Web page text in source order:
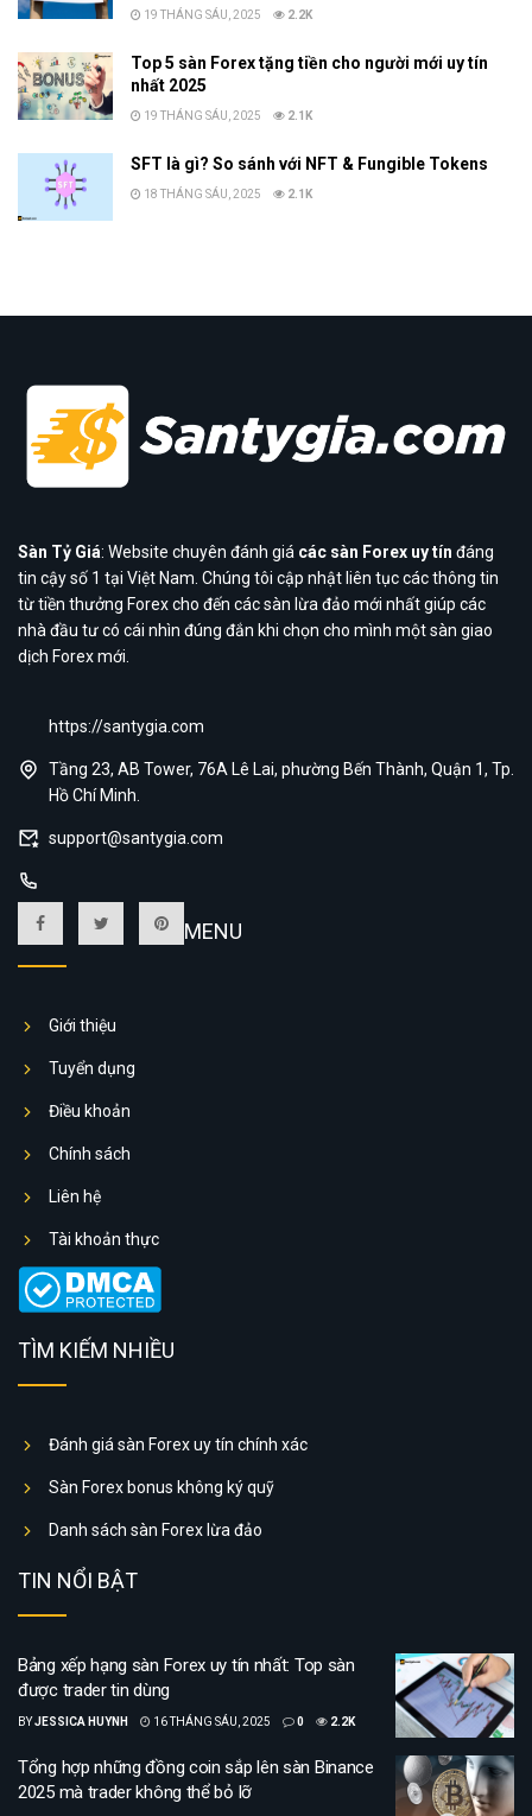
19 THÁNG SÁU, 2025 2.2K
Top 5 sàn Forex tặng tiền cho người mới uy tín
nhất 2025
19 THÁNG SÁU, 2025 2.1K
SFT là gì? So sánh với NFT & Fungible Tokens
18 THÁNG SÁU, 2025 2.1K
Sàn Tỷ Giá: Website chuyên đánh giá các sàn Forex uy tín đáng
tin cậy số 1 tại Việt Nam. Chúng tôi cập nhật liên tục các thông tin
từ tiền thưởng Forex cho đến các sàn lừa đảo mới nhất giúp các
nhà đầu tư có cái nhìn đúng đắn khi chọn cho mình một sàn giao
dịch Forex mới.
https://santygia.com
Tầng 23, AB Tower, 76A Lê Lai, phường Bến Thành, Quận 1, Tp.
Hồ Chí Minh.
support@santygia.com
MENU
Giới thiệu
Tuyển dụng
Điều khoản
Chính sách
Liên hệ
Tài khoản thực
TÌM KIẾM NHIỀU
Đánh giá sàn Forex uy tín chính xác
Sàn Forex bonus không ký quỹ
Danh sách sàn Forex lừa đảo
TIN NỔI BẬT
Bảng xếp hạng sàn Forex uy tín nhất: Top sàn
được trader tin dùng
BYJESSICA HUYNH 16 THÁNG SÁU, 2025 0 2.2K
Tổng hợp những đồng coin sắp lên sàn Binance
2025 mà trader không thể bỏ lỡ